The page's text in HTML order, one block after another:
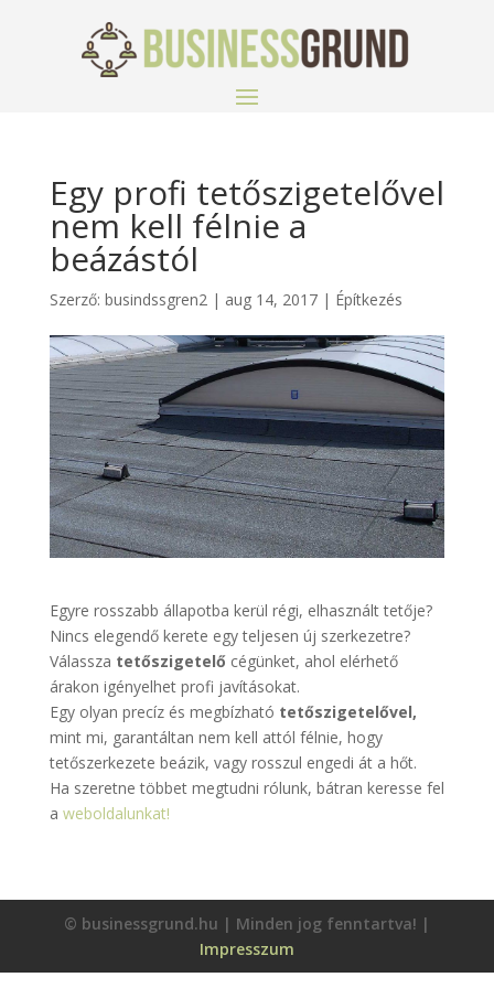
Egy profi tetőszigetelővel
nem kell félnie a
beázástól
Szerző: busindssgren2| aug 14, 2017| Építkezés
Egyre rosszabb állapotba kerül régi, elhasznált tetője?
Nincs elegendő kerete egy teljesen új szerkezetre?
Válassza tetőszigetelőcégünket, ahol elérhető
árakon igényelhet profi javításokat.
Egy olyan precíz és megbízható tetőszigetelővel,
mint mi, garantáltan nem kell attól félnie, hogy
tetőszerkezete beázik, vagy rosszul engedi át a hőt.
Ha szeretne többet megtudni rólunk, bátran keresse fel
a weboldalunkat!
© businessgrund.hu | Minden jog fenntartva! |
Impresszum